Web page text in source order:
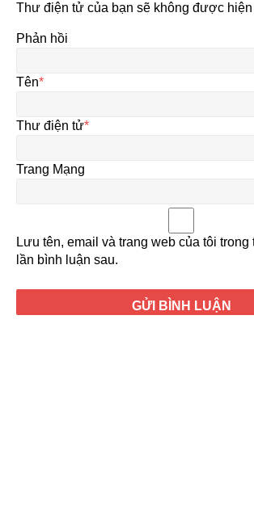
Thư điện tử của bạn sẽ không được hiện
Phản hồi
Tên*
Thư điện tử*
Trang Mạng
Lưu tên, email và trang web của tôi trong
lần bình luận sau.